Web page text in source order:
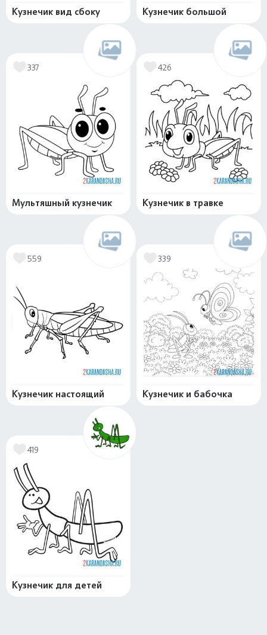
Кузнечик вид сбоку Кузнечик большой
337
Мультяшный кузнечик
426
Кузнечик в травке
559
Кузнечик настоящий
339
Кузнечик и бабочка
419
Кузнечик для детей